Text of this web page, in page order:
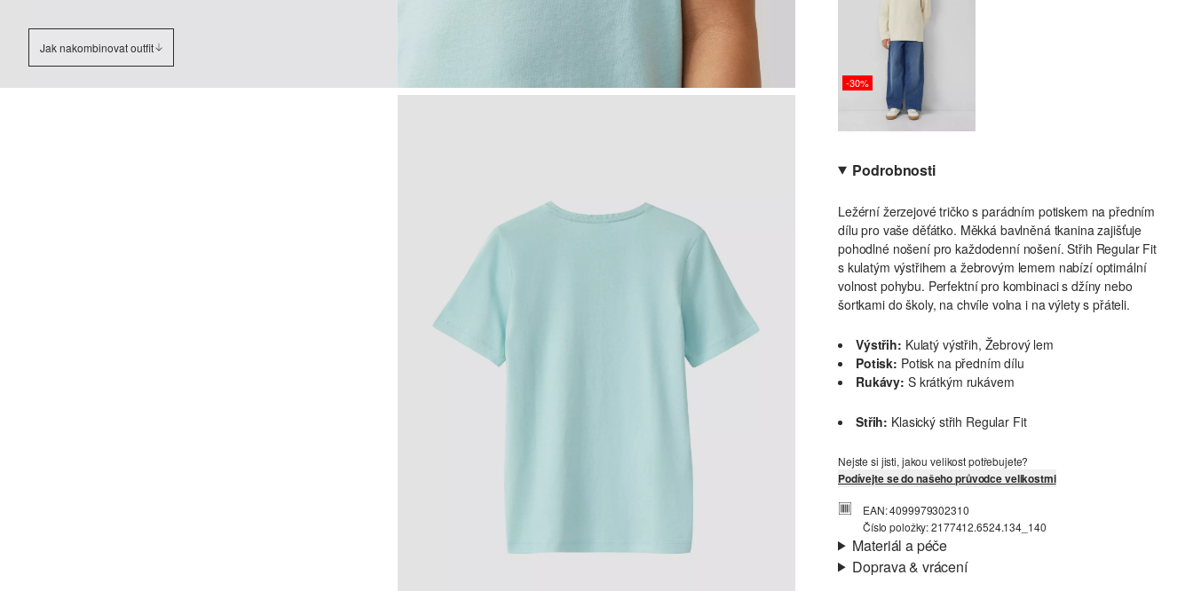
Jak nakombinovat outfit
-30%
Podrobnosti
Ležérní žerzejové tričko s parádním potiskem na předním
dílu pro vaše děťátko. Měkká bavlněná tkanina zajišťuje
pohodlné nošení pro každodenní nošení. Střih Regular Fit
s kulatým výstřihem a žebrovým lemem nabízí optimální
volnost pohybu. Perfektní pro kombinaci s džíny nebo
šortkami do školy, na chvíle volna i na výlety s přáteli.
Výstřih: Kulatý výstřih, Žebrový lem
Potisk: Potisk na předním dílu
Rukávy: S krátkým rukávem
Střih: Klasický střih Regular Fit
Nejste si jisti, jakou velikost potřebujete?
Podívejte se do našeho průvodce velikostmi
EAN: 4099979302310
Číslo položky: 2177412.6524.134_140
Materiál a péče
Doprava & vrácení